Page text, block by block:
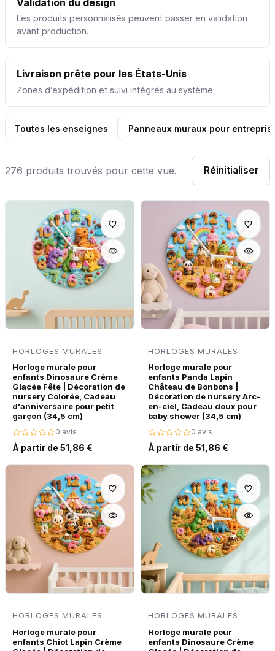
Les produits personnalisés peuvent passer en validation
avant production.
Livraison prête pour les États-Unis
Zones d’expédition et suivi intégrés au système.
Toutes les enseignes Panneaux muraux pour
276 produits trouvés pour cette vue. Réinitialiser
HORLOGES MURALES
Horloge murale pour
enfants Dinosaure Crème
Glacée Fête | Décoration de
nursery Colorée, Cadeau
d'anniversaire pour petit
garçon (34,5 cm)
0 avis
À partir de 51,86 €
HORLOGES MURALES
Horloge murale pour
enfants Panda Lapin
Château de Bonbons |
Décoration de nursery Arc-
en-ciel, Cadeau doux pour
baby shower (34,5 cm)
0 avis
À partir de 51,86 €
HORLOGES MURALES
Horloge murale pour
enfants Chiot Lapin Crème
HORLOGES MURALES
Horloge murale pour
enfants Dinosaure Crème